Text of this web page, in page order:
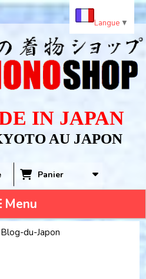
IN JAPAN
AU JAPON
Panier
Menu
Blog-du-Japon
Langue ▼